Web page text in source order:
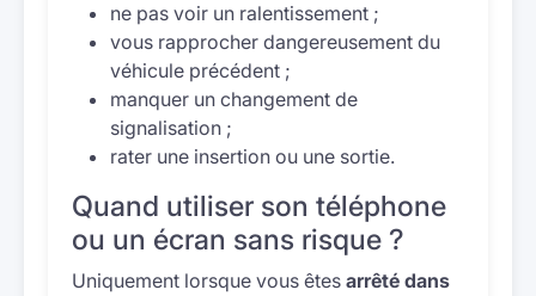
ne pas voir un ralentissement ;
vous rapprocher dangereusement du
véhicule précédent ;
manquer un changement de
signalisation ;
rater une insertion ou une sortie.
Quand utiliser son téléphone
ou un écran sans risque ?
Uniquement lorsque vous êtes arrêté dans